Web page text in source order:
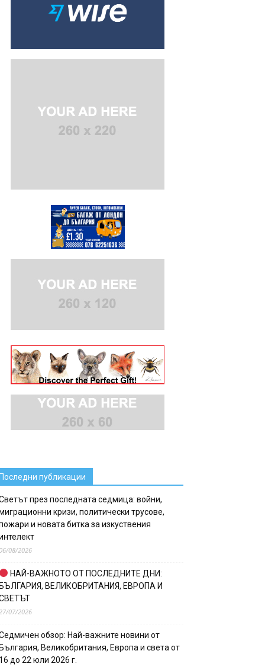
публикации
през последната седмица: войни,
кризи, политически трусове,
и новата битка за изкуствения
08/2026
НАЙ-ВАЖНОТО ОТ ПОСЛЕДНИТЕ ДНИ:
ВЕЛИКОБРИТАНИЯ, ЕВРОПА И
07/2026
обзор: Най-важните новини от
Великобритания, Европа и света от
до 22 юли 2026 г.